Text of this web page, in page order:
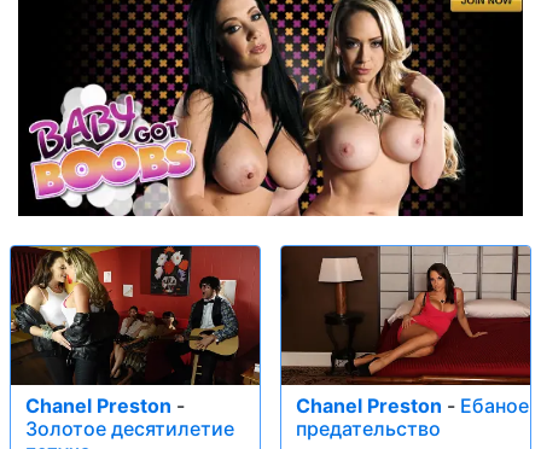
Chanel Preston -
Золотое десятилетие
Chanel Preston - Ебаное
предательство